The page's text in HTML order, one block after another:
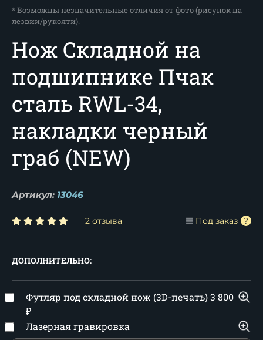
* Возможны незначительные отличия от фото (рисунок на
лезвии/рукояти).
Нож Складной на
подшипнике Пчак
сталь RWL-34,
накладки черный
граб (NEW)
Артикул: 13046
2 отзыва Под заказ
ДОПОЛНИТЕЛЬНО:
Футляр под складной нож (3D-печать)3 800
₽
Лазерная гравировка